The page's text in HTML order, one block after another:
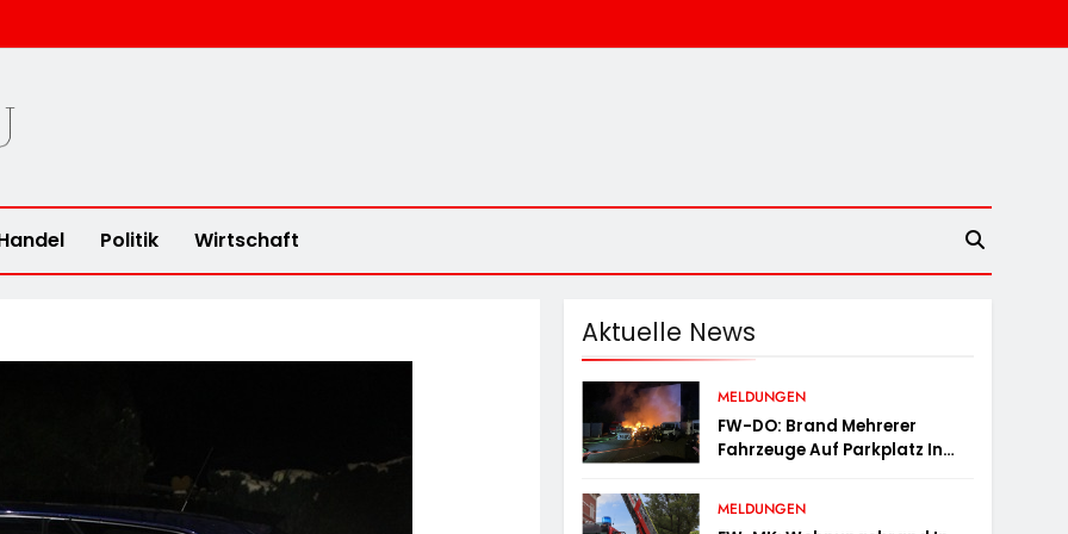
Politik Wirtschaft
Aktuelle News
MELDUNGEN
FW-DO: Brand Mehrerer
Fahrzeuge Auf Parkplatz In
MELDUNGEN